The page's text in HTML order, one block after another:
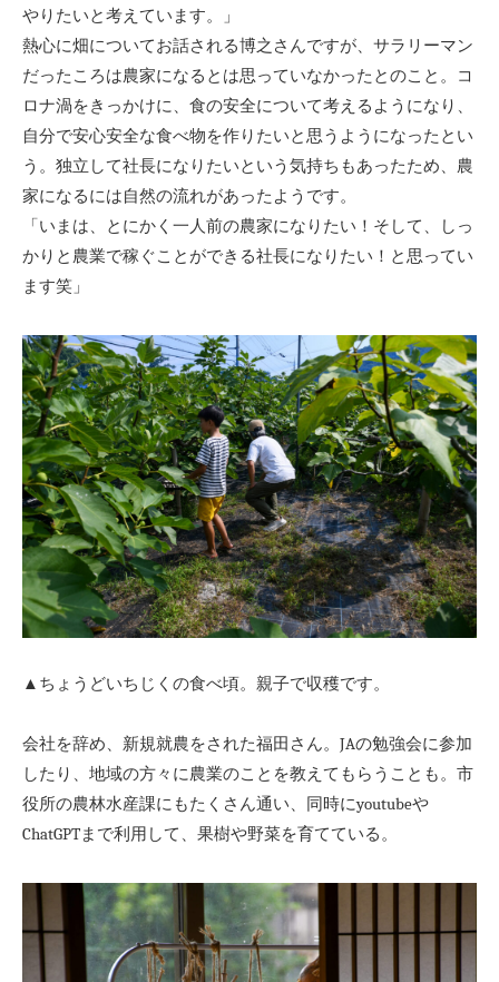
やりたいと考えています。」
熱心に畑についてお話される博之さんですが、サラリーマン
だったころは農家になるとは思っていなかったとのこと。コ
ロナ渦をきっかけに、食の安全について考えるようになり、
自分で安心安全な食べ物を作りたいと思うようになったとい
う。独立して社長になりたいという気持ちもあったため、農
家になるには自然の流れがあったようです。
「いまは、とにかく一人前の農家になりたい！そして、しっ
かりと農業で稼ぐことができる社長になりたい！と思ってい
ます笑」
▲ちょうどいちじくの食べ頃。親子で収穫です。
会社を辞め、新規就農をされた福田さん。JAの勉強会に参加
したり、地域の方々に農業のことを教えてもらうことも。市
役所の農林水産課にもたくさん通い、同時にyoutubeや
ChatGPTまで利用して、果樹や野菜を育てている。